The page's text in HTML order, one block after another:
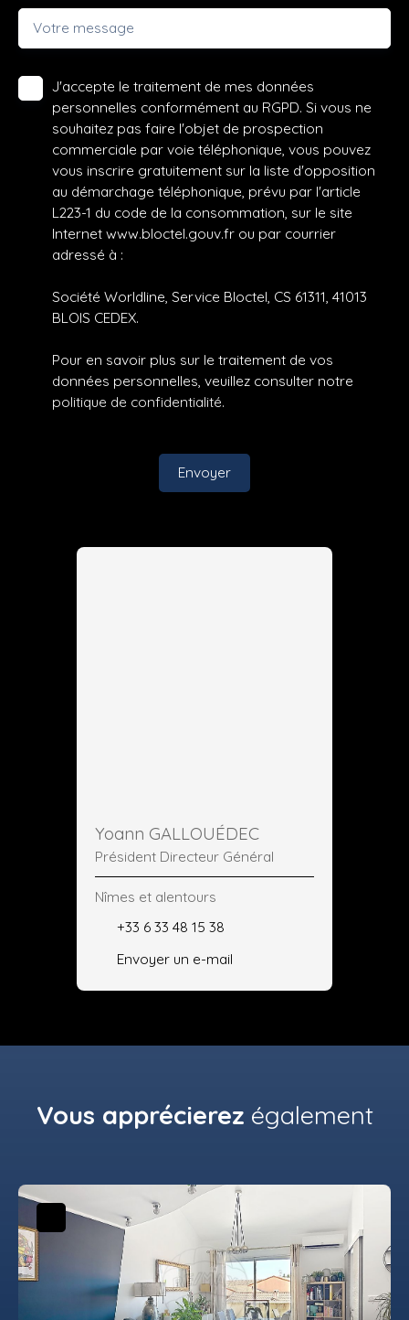
Votre message
J'accepte le traitement de mes données
personnelles conformément au RGPD. Si vous ne
souhaitez pas faire l'objet de prospection
commerciale par voie téléphonique, vous pouvez
vous inscrire gratuitement sur la liste d'opposition
au démarchage téléphonique, prévu par l'article
L223-1 du code de la consommation, sur le site
Internet www.bloctel.gouv.fr ou par courrier
adressé à :
Société Worldline, Service Bloctel, CS 61311, 41013
BLOIS CEDEX.
Pour en savoir plus sur le traitement de vos
données personnelles, veuillez consulter notre
politique de confidentialité.
Envoyer
Yoann GALLOUÉDEC
Président Directeur Général
Nîmes et alentours
+33 6 33 48 15 38
Envoyer un e-mail
Vous apprécierez également